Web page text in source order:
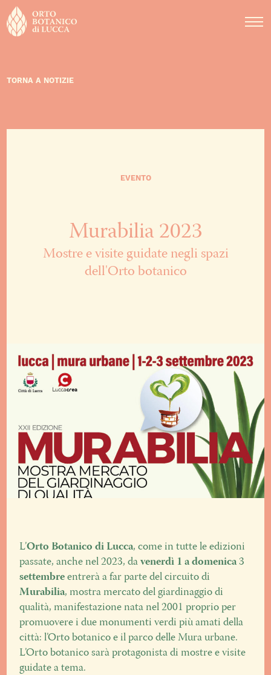
TORNA A NOTIZIE
EVENTO
Murabilia 2023
Mostre e visite guidate negli spazi
dell'Orto botanico
L’Orto Botanico di Lucca, come in tutte le edizioni
passate, anche nel 2023, davenerdì 1 a domenica 3
settembre entrerà a far parte del circuito di
Murabilia, mostra mercato del giardinaggio di
qualità, manifestazione nata nel 2001 proprio per
promuovere i due monumenti verdi più amati della
città: l’Orto botanico e il parco delle Mura urbane.
L’Orto botanico sarà protagonista di mostre e visite
guidate a tema.